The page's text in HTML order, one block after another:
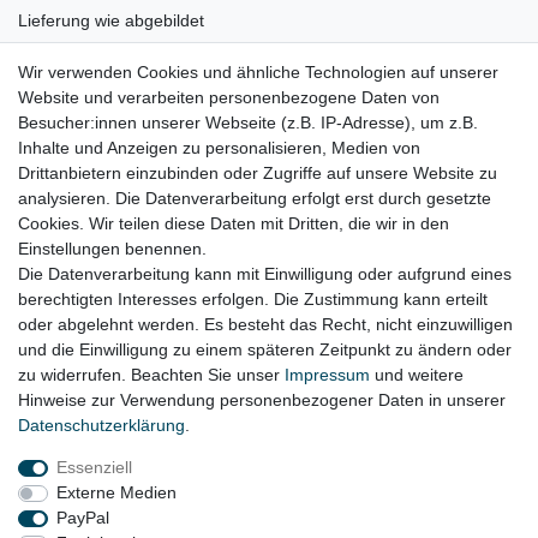
Lieferung wie abgebildet
Gerne prüfen wir für Sie anhand Ihrer Fahrgestellnummer (VIN)
ob der Artikel bei Ihrem Fahrzeug passt
für:
VW Touareg 7P Bj. 2010 - 2018
Lieferzeit etwa 1 bis 3 Werktage
Wir verwenden Cookies und ähnliche Technologien auf unserer
Website und verarbeiten personenbezogene Daten von
Besucher:innen unserer Webseite (z.B. IP-Adresse), um z.B.
Inhalte und Anzeigen zu personalisieren, Medien von
Drittanbietern einzubinden oder Zugriffe auf unsere Website zu
analysieren. Die Datenverarbeitung erfolgt erst durch gesetzte
Cookies. Wir teilen diese Daten mit Dritten, die wir in den
Einstellungen benennen.
Die Datenverarbeitung kann mit Einwilligung oder aufgrund eines
berechtigten Interesses erfolgen. Die Zustimmung kann erteilt
oder abgelehnt werden. Es besteht das Recht, nicht einzuwilligen
und die Einwilligung zu einem späteren Zeitpunkt zu ändern oder
zu widerrufen. Beachten Sie unser Impressum und weitere
Hinweise zur Verwendung personenbezogener Daten in unserer
Daten­schutz­erklärung
Essenziell
Externe Medien
PayPal
Impressum
Widerrufs­recht